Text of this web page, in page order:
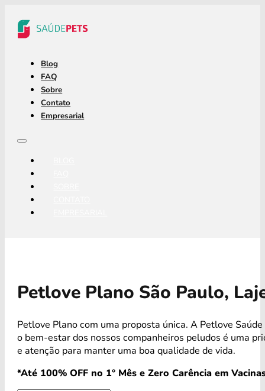
Blog
FAQ
Sobre
Contato
Empresarial
Petlove Plano São Paulo,
Petlove Plano com uma proposta única. A Petlove
o bem-estar dos nossos companheiros peludos é uma
e atenção para manter uma boa qualidade de vida.
*Até 100% OFF no 1° Mês e Zero Carência em